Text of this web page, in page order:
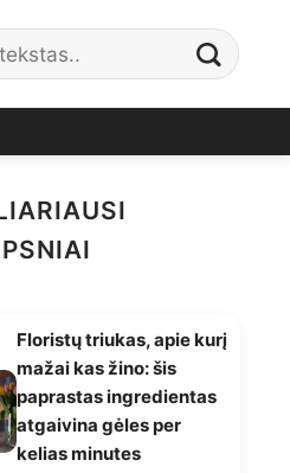
Floristų triukas, apie kurį
mažai kas žino: šis
paprastas ingredientas
atgaivina gėles per
kelias minutes